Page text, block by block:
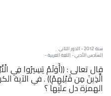
سنة: 2012 - الدور الثاني
السادس الأدبي - اللغة العربية -
قال تعالى : ((أَوَلَمْ يَسِيرُوا فِي
الَّذِينَ مِن قَبْلِهِمْ)) . في الآية
الهمزة دل عليها ؟